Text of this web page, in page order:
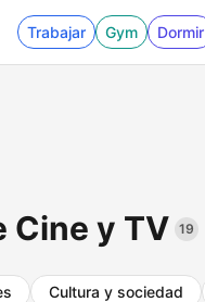
Trabajar Gym Dormir
Cine y TV 19
Cultura y sociedad